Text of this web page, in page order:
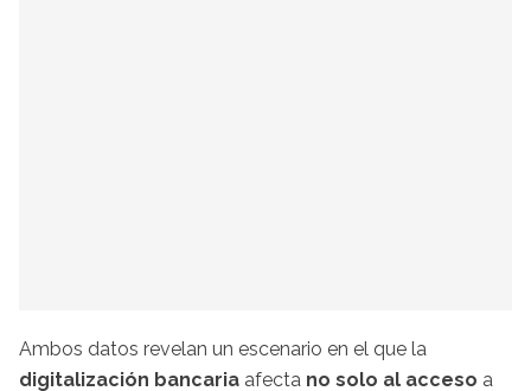
Ambos datos revelan un escenario en el que la
digitalización bancaria afecta no solo al acceso a